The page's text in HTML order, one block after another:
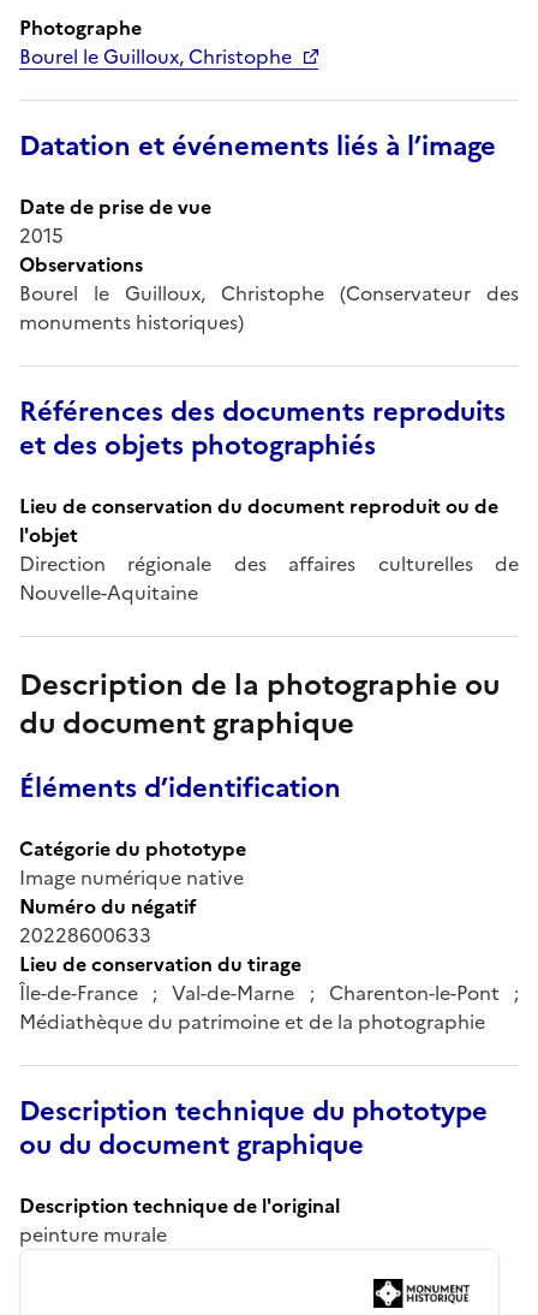
Photographe
Bourel le Guilloux, Christophe
Datation et événements liés à l’image
Date de prise de vue
2015
Observations
Bourel le Guilloux, Christophe (Conservateur des
monuments historiques)
Références des documents reproduits
et des objets photographiés
Lieu de conservation du document reproduit ou de
l'objet
Direction régionale des affaires culturelles de
Nouvelle-Aquitaine
Description de la photographie ou
du document graphique
Éléments d’identification
Catégorie du phototype
Image numérique native
Numéro du négatif
20228600633
Lieu de conservation du tirage
Île-de-France ; Val-de-Marne ; Charenton-le-Pont ;
Médiathèque du patrimoine et de la photographie
Description technique du phototype
ou du document graphique
Description technique de l'original
peinture murale